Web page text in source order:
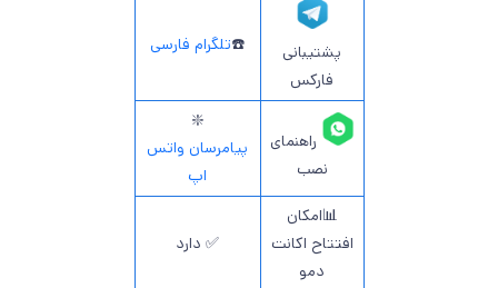
پشتیبانی
فارکس
☎️تلگرام فارسی
راهنمای
نصب
❇️
پیامرسان واتس
اپ
📊امکان
افتتاح اکانت
دمو
✅ دارد